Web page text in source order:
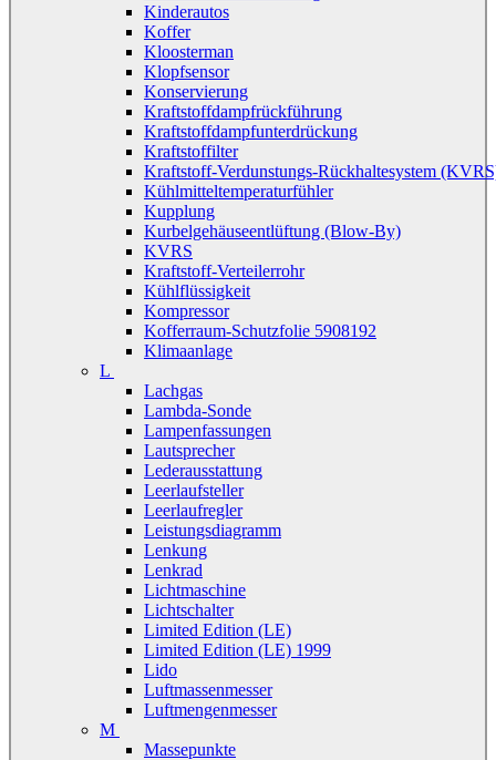
Kinderautos
Koffer
Kloosterman
Klopfsensor
Konservierung
Kraftstoffdampfrückführung
Kraftstoffdampfunterdrückung
Kraftstoffilter
Kraftstoff-Verdunstungs-Rückhaltesystem
Kühlmitteltemperaturfühler
Kupplung
Kurbelgehäuseentlüftung (Blow-By)
KVRS
Kraftstoff-Verteilerrohr
Kühlflüssigkeit
Kompressor
Kofferraum-Schutzfolie 5908192
Klimaanlage
L
Lachgas
Lambda-Sonde
Lampenfassungen
Lautsprecher
Lederausstattung
Leerlaufsteller
Leerlaufregler
Leistungsdiagramm
Lenkung
Lenkrad
Lichtmaschine
Lichtschalter
Limited Edition (LE)
Limited Edition (LE) 1999
Lido
Luftmassenmesser
Luftmengenmesser
M
Massepunkte